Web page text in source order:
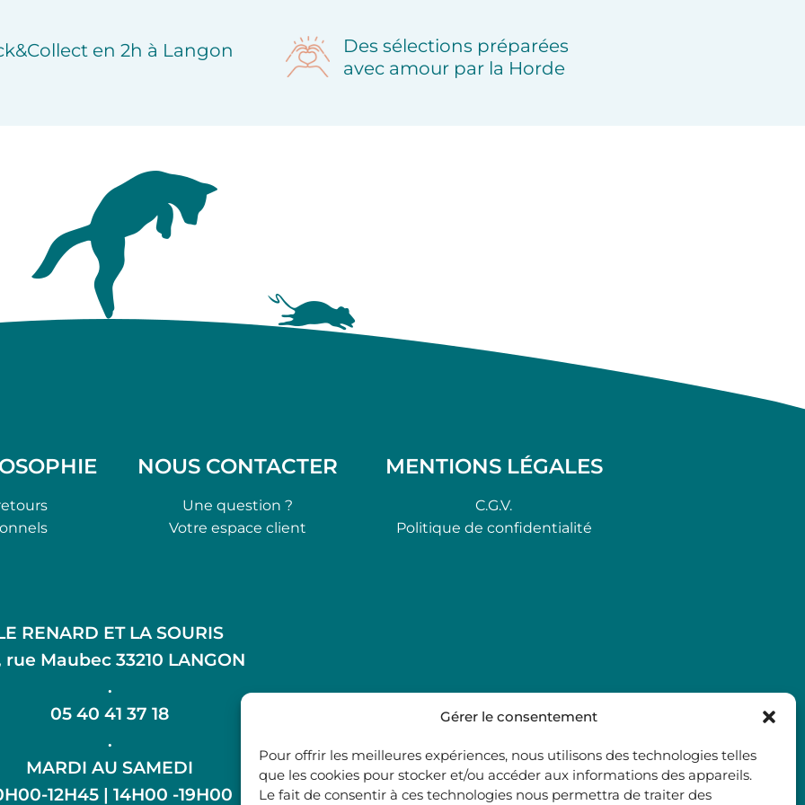
Gérer le consentement
Pour offrir les meilleures expériences, nous utilisons des technologies telles
que les cookies pour stocker et/ou accéder aux informations des appareils.
Le fait de consentir à ces technologies nous permettra de traiter des
en 2h à Langon
Des sélections préparées
avec amour par la Horde
NOUS CONTACTER
Une question ?
Votre espace client
MENTIONS LÉGALES
C.G.V.
Politique de confidentialité
RENARD ET LA SOURIS
rue Maubec 33210 LANGON
.
05 40 41 37 18
.
MARDI AU SAMEDI
12H45 | 14H00 -19H00